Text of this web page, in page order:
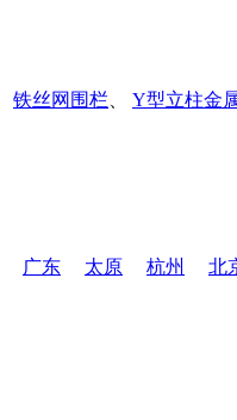
铁丝网围栏
Y型立柱金
广东 太原 杭州 北